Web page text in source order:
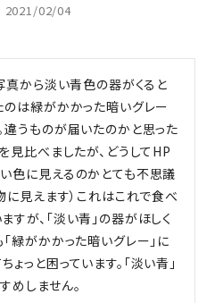
2021/02/04
真から淡い青色の器がくると
のは緑がかかった暗いグレー
違うものが届いたのかと思った
見比べましたが、どうしてHP
色に見えるのかとても不思議
に見えます）これはこれで食べ
が、「淡い青」の器がほしく
緑がかかった暗いグレー」に
っと困っています。「淡い青」
めしません。